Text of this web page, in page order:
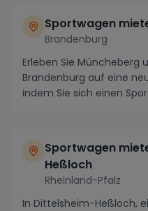
Sportwagen
Brandenburg
Erleben Sie Müncheberg
Brandenburg auf eine
indem Sie sich einen
Sportwagen
Heßloch
Rheinland-Pfalz
In Dittelsheim-Heßloch,